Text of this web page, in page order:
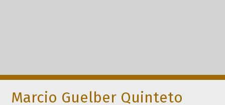
Marcio Guelber Quinteto